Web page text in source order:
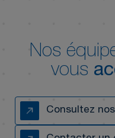
Nos
vous
Consultez